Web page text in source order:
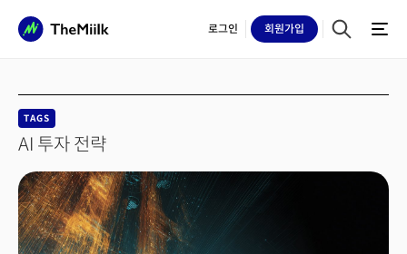
로그인 회원가입
TAGS
AI 투자 전략